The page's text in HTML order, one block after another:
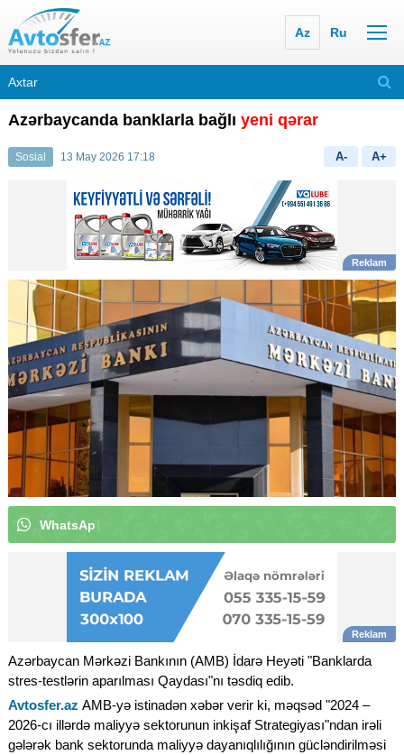
Az Ru
Azərbaycanda banklarla bağlı yeni qərar
Sosial 13 May 2026 17:18 A- A+
WhatsAp
Azərbaycan Mərkəzi Bankının (AMB) İdarə Heyəti "Banklarda
stres-testlərin aparılması Qaydası"nı təsdiq edib.
Avtosfer.az AMB-yə istinadən xəbər verir ki, məqsəd "2024 –
2026-cı illərdə maliyyə sektorunun inkişaf Strategiyası"ndan irəli
gələrək bank sektorunda maliyyə dayanıqlılığının gücləndirilməsi